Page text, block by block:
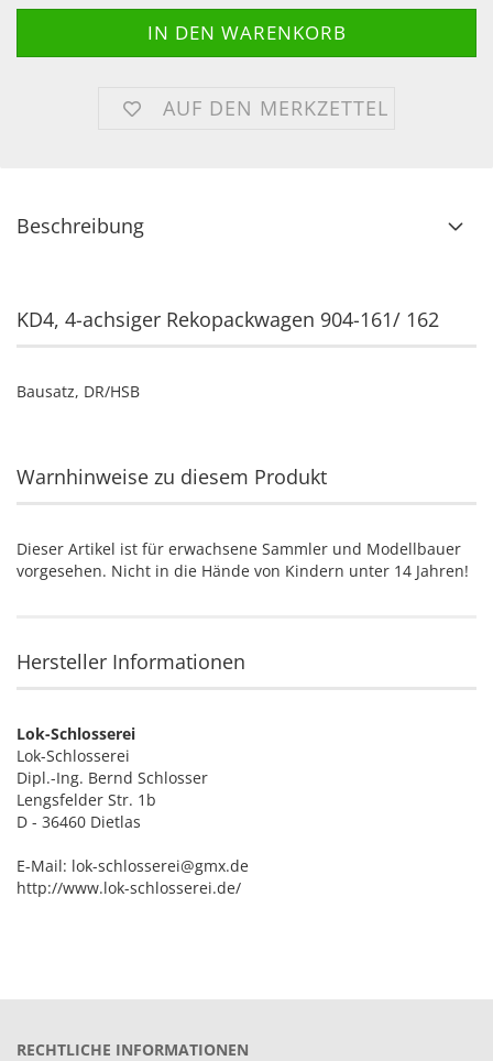
AUF DEN MERKZETTEL
Beschreibung
KD4, 4-achsiger Rekopackwagen 904-161/ 162
Bausatz, DR/HSB
Warnhinweise zu diesem Produkt
Dieser Artikel ist für erwachsene Sammler und Modellbauer
vorgesehen. Nicht in die Hände von Kindern unter 14 Jahren!
Hersteller Informationen
Lok-Schlosserei
Lok-Schlosserei
Dipl.-Ing. Bernd Schlosser
Lengsfelder Str. 1b
D - 36460 Dietlas
E-Mail: lok-schlosserei@gmx.de
http://www.lok-schlosserei.de/
RECHTLICHE INFORMATIONEN